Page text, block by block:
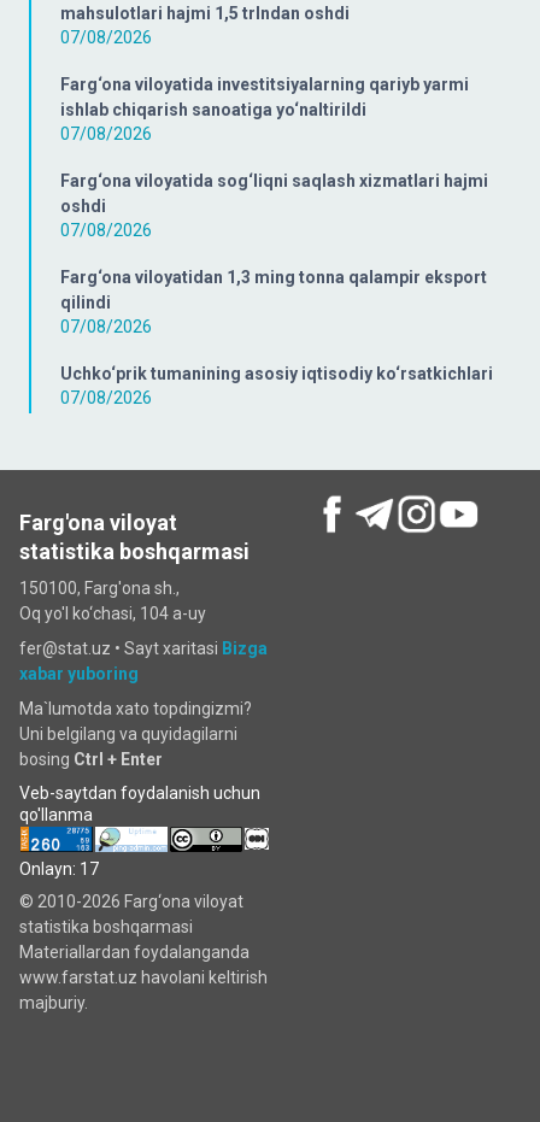
mahsulotlari hajmi 1,5 trlndan oshdi
07/08/2026
Farg‘ona viloyatida investitsiyalarning qariyb yarmi
ishlab chiqarish sanoatiga yo‘naltirildi
07/08/2026
Farg‘ona viloyatida sog‘liqni saqlash xizmatlari hajmi
oshdi
07/08/2026
Farg‘ona viloyatidan 1,3 ming tonna qalampir eksport
qilindi
07/08/2026
Uchko‘prik tumanining asosiy iqtisodiy ko‘rsatkichlari
07/08/2026
Farg'ona viloyat
statistika boshqarmasi
150100, Farg'ona sh.,
Oq yo'l ko‘chаsi, 104 a-uy
fer@stat.uz • Sayt xaritasi Bizga
xabar yuboring
Ma`lumotda xato topdingizmi?
Uni belgilang va quyidagilarni
bosing Ctrl + Enter
Veb-saytdan foydalanish uchun
qo'llanma
Onlayn: 17
© 2010-2026 Farg‘ona viloyat
statistika boshqarmasi
Materiallardan foydalanganda
www.farstat.uz havolani keltirish
majburiy.